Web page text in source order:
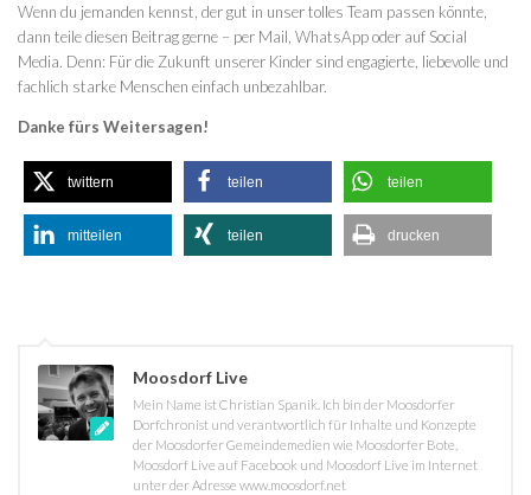
Wenn du jemanden kennst, der gut in unser tolles Team passen könnte,
dann teile diesen Beitrag gerne – per Mail, WhatsApp oder auf Social
Media. Denn: Für die Zukunft unserer Kinder sind engagierte, liebevolle und
fachlich starke Menschen einfach unbezahlbar.
Danke fürs Weitersagen!
twittern teilen teilen
mitteilen teilen drucken
Moosdorf Live
Mein Name ist Christian Spanik. Ich bin der Moosdorfer
Dorfchronist und verantwortlich für Inhalte und Konzepte
der Moosdorfer Gemeindemedien wie Moosdorfer Bote,
Moosdorf Live auf Facebook und Moosdorf Live im Internet
unter der Adresse www.moosdorf.net